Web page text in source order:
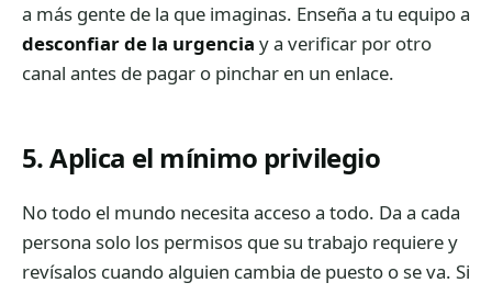
a más gente de la que imaginas. Enseña a tu equipo a
desconfiar de la urgencia y a verificar por otro
canal antes de pagar o pinchar en un enlace.
5. Aplica el mínimo privilegio
No todo el mundo necesita acceso a todo. Da a cada
persona solo los permisos que su trabajo requiere y
revísalos cuando alguien cambia de puesto o se va. Si